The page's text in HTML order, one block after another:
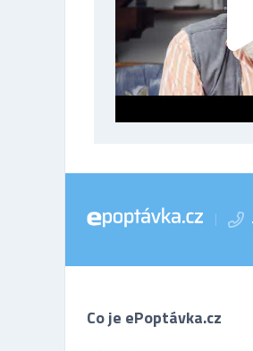
|
Co je ePoptávka.cz